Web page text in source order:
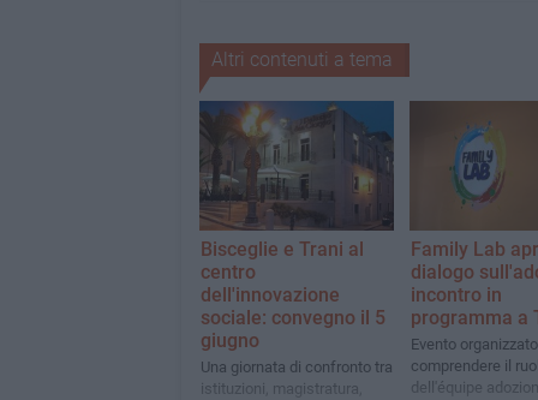
Altri contenuti a tema
Bisceglie e Trani al
centro
dell'innovazione
sociale: convegno il 5
giugno
Una giornata di confronto tra
istituzioni, magistratura,
Family Lab
dialogo
incontro in
programma a
Evento
comprendere il
dell'équipe